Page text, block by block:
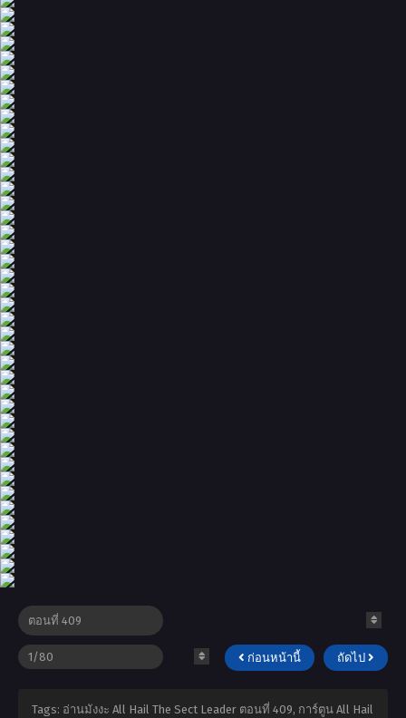
ก่อนหน้านี้ ถัดไป
Tags: อ่านมังงะ All Hail The Sect Leader ตอนที่ 409, การ์ตูน All Hail